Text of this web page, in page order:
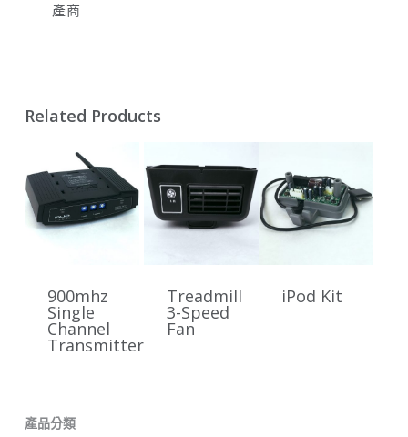
產商
Related Products
900mhz
Single
Channel
Transmitter
Treadmill
3-Speed
Fan
iPod Kit
產品分類